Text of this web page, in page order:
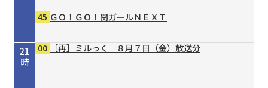
21
時
45 ＧＯ！ＧＯ！関ガールＮＥＸＴ
00 ［再］ミルっく ８月７日（金）放送分